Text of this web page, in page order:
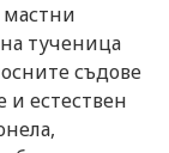
мастни
тученица
съдове
и естествен